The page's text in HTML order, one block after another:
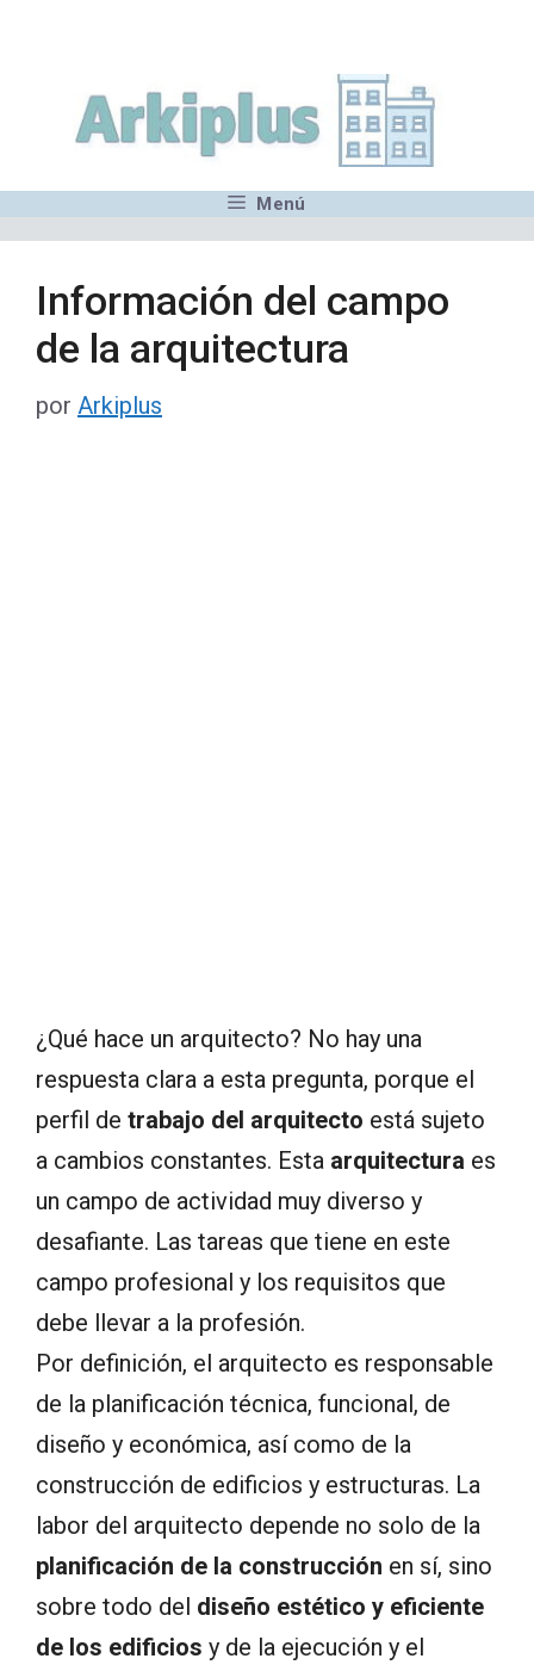
contenido
Menú
Información del campo
de la arquitectura
por Arkiplus
¿Qué hace un arquitecto? No hay una
respuesta clara a esta pregunta, porque el
perfil de trabajo del arquitecto está sujeto
a cambios constantes. Esta arquitectura es
un campo de actividad muy diverso y
desafiante. Las tareas que tiene en este
campo profesional y los requisitos que
debe llevar a la profesión.
Por definición, el arquitecto es responsable
de la planificación técnica, funcional, de
diseño y económica, así como de la
construcción de edificios y estructuras. La
labor del arquitecto depende no solo de la
planificación de la construcción en sí, sino
sobre todo del diseño estético y eficiente
de los edificios y de la ejecución y el